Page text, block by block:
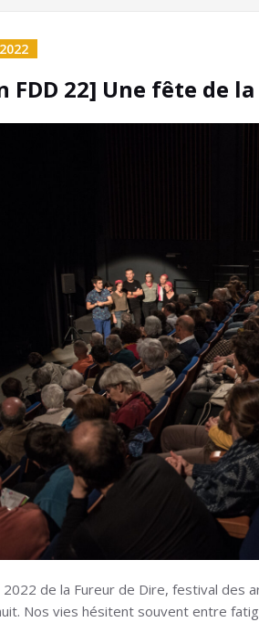
FDD 22] Une fête de
2022 de la Fureur de Dire, festival des
Nos vies hésitent souvent entre